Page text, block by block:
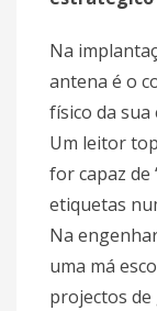
Na
antena é o
físico da sua
Um leitor
for capaz de
etiquetas
Na
uma má
projectos de